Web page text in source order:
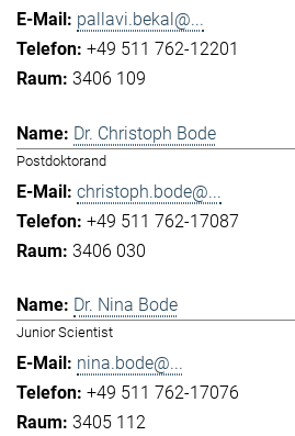
pallavi.bekal@...
+49 511 762-12201
3406 109
Dr. Christoph Bode
Postdoktorand
christoph.bode@...
+49 511 762-17087
3406 030
Dr. Nina Bode
Junior Scientist
nina.bode@...
+49 511 762-17076
3405 112